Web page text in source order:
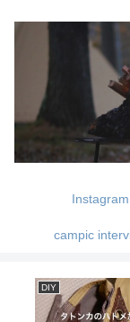
Instagram
campic
DIY